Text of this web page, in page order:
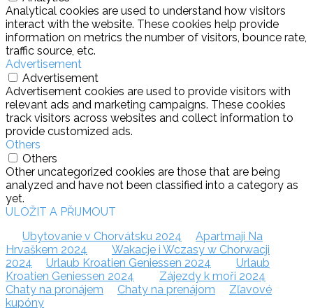
Analytical cookies are used to understand how visitors
interact with the website. These cookies help provide
information on metrics the number of visitors, bounce rate,
traffic source, etc.
Advertisement
Advertisement
Advertisement cookies are used to provide visitors with
relevant ads and marketing campaigns. These cookies
track visitors across websites and collect information to
provide customized ads.
Others
Others
Other uncategorized cookies are those that are being
analyzed and have not been classified into a category as
yet.
ULOŽIT A PŘIJMOUT
Ubytovanie v Chorvátsku 2024
Apartmaji Na
Hrvaškem 2024
Wakacje i Wczasy w Chorwacji
2024
Urlaub Kroatien Geniessen 2024
Urlaub
Kroatien Geniessen 2024
Zájezdy k moři 2024
Chaty na pronájem
Chaty na prenájom
Zľavové
kupóny